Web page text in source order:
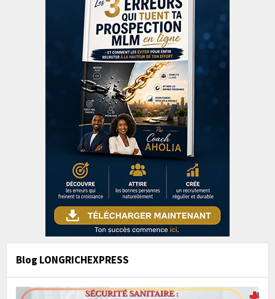
Blog LONGRICHEXPRESS